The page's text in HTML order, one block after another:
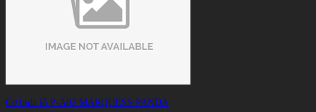
Cơ bida lỗ P-A02 MARQUESS PANDA